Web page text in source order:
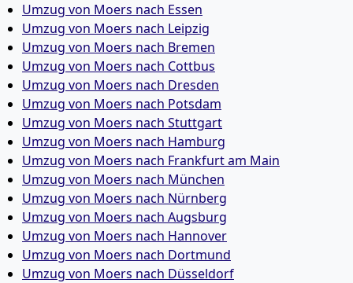
Umzug von Moers nach Essen
Umzug von Moers nach Leipzig
Umzug von Moers nach Bremen
Umzug von Moers nach Cottbus
Umzug von Moers nach Dresden
Umzug von Moers nach Potsdam
Umzug von Moers nach Stuttgart
Umzug von Moers nach Hamburg
Umzug von Moers nach Frankfurt am Main
Umzug von Moers nach München
Umzug von Moers nach Nürnberg
Umzug von Moers nach Augsburg
Umzug von Moers nach Hannover
Umzug von Moers nach Dortmund
Umzug von Moers nach Düsseldorf